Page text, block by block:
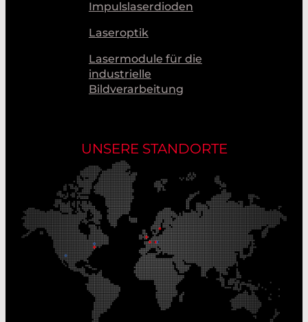
Impulslaserdioden
Laseroptik
Lasermodule für die
industrielle
Bildverarbeitung
UNSERE STANDORTE